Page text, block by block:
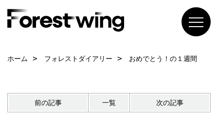
ホーム フォレストダイアリー おめでとう！の１週間
前の記事 一覧 次の記事